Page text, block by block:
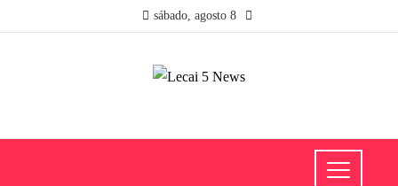
sábado, agosto 8